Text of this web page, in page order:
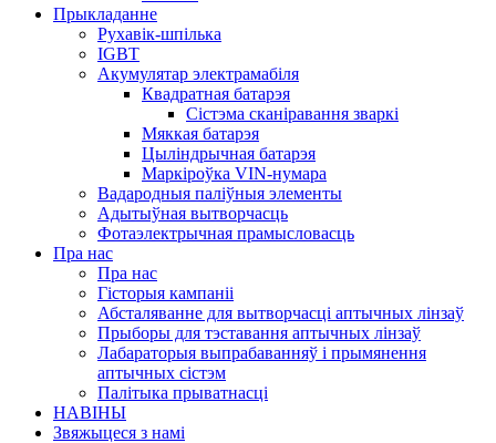
Прыкладанне
Рухавік-шпілька
IGBT
Акумулятар электрамабіля
Квадратная батарэя
Сістэма сканіравання зваркі
Мяккая батарэя
Цыліндрычная батарэя
Маркіроўка VIN-нумара
Вадародныя паліўныя элементы
Адытыўная вытворчасць
Фотаэлектрычная прамысловасць
Пра нас
Пра нас
Гісторыя кампаніі
Абсталяванне для вытворчасці аптычных лінзаў
Прыборы для тэставання аптычных лінзаў
Лабараторыя выпрабаванняў і прымянення
аптычных сістэм
Палітыка прыватнасці
НАВІНЫ
Звяжыцеся з намі